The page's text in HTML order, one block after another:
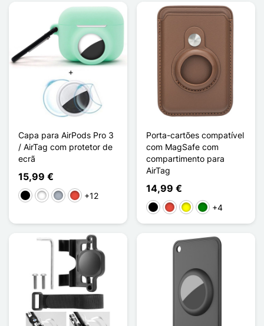
Capa para AirPods Pro 3
/ AirTag com protetor de
ecrã
15,99 €
PretoBrancoCinzento
Vermelho
+12
Porta-cartões compatível
com MagSafe com
compartimento para
AirTag
14,99 €
PretoVermelho
AmareloVerde
+4